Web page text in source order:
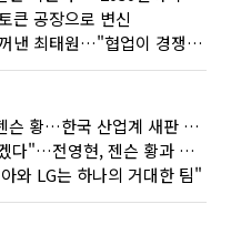
큰 공장으로 변신
AI 시대 인재론 꺼낸 최태원…"협업이 경쟁력"
총수들 줄세운 젠슨 황…한국 산업계 새판 짰다
"결과로 보여주겠다"…전영현, 젠슨 황과 HBM5 논의
와 LG는 하나의 거대한 팀"